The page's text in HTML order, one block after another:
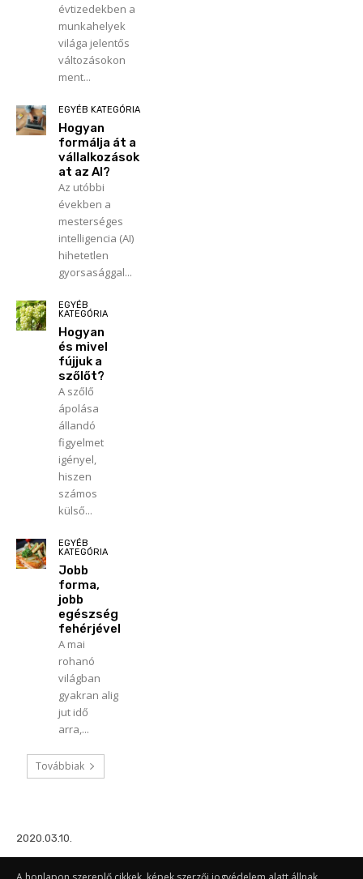
évtizedekben a
munkahelyek
világa jelentős
változásokon
ment...
EGYÉB KATEGÓRIA
Hogyan
formálja át a
vállalkozások
at az AI?
Az utóbbi
években a
mesterséges
intelligencia (AI)
hihetetlen
gyorsasággal...
EGYÉB
KATEGÓRIA
Hogyan
és mivel
fújjuk a
szőlőt?
A szőlő
ápolása
állandó
figyelmet
igényel,
hiszen
számos
külső...
EGYÉB
KATEGÓRIA
Jobb
forma,
jobb
egészség
fehérjével
A mai
rohanó
világban
gyakran alig
jut idő
arra,...
Továbbiak
2020.03.10.